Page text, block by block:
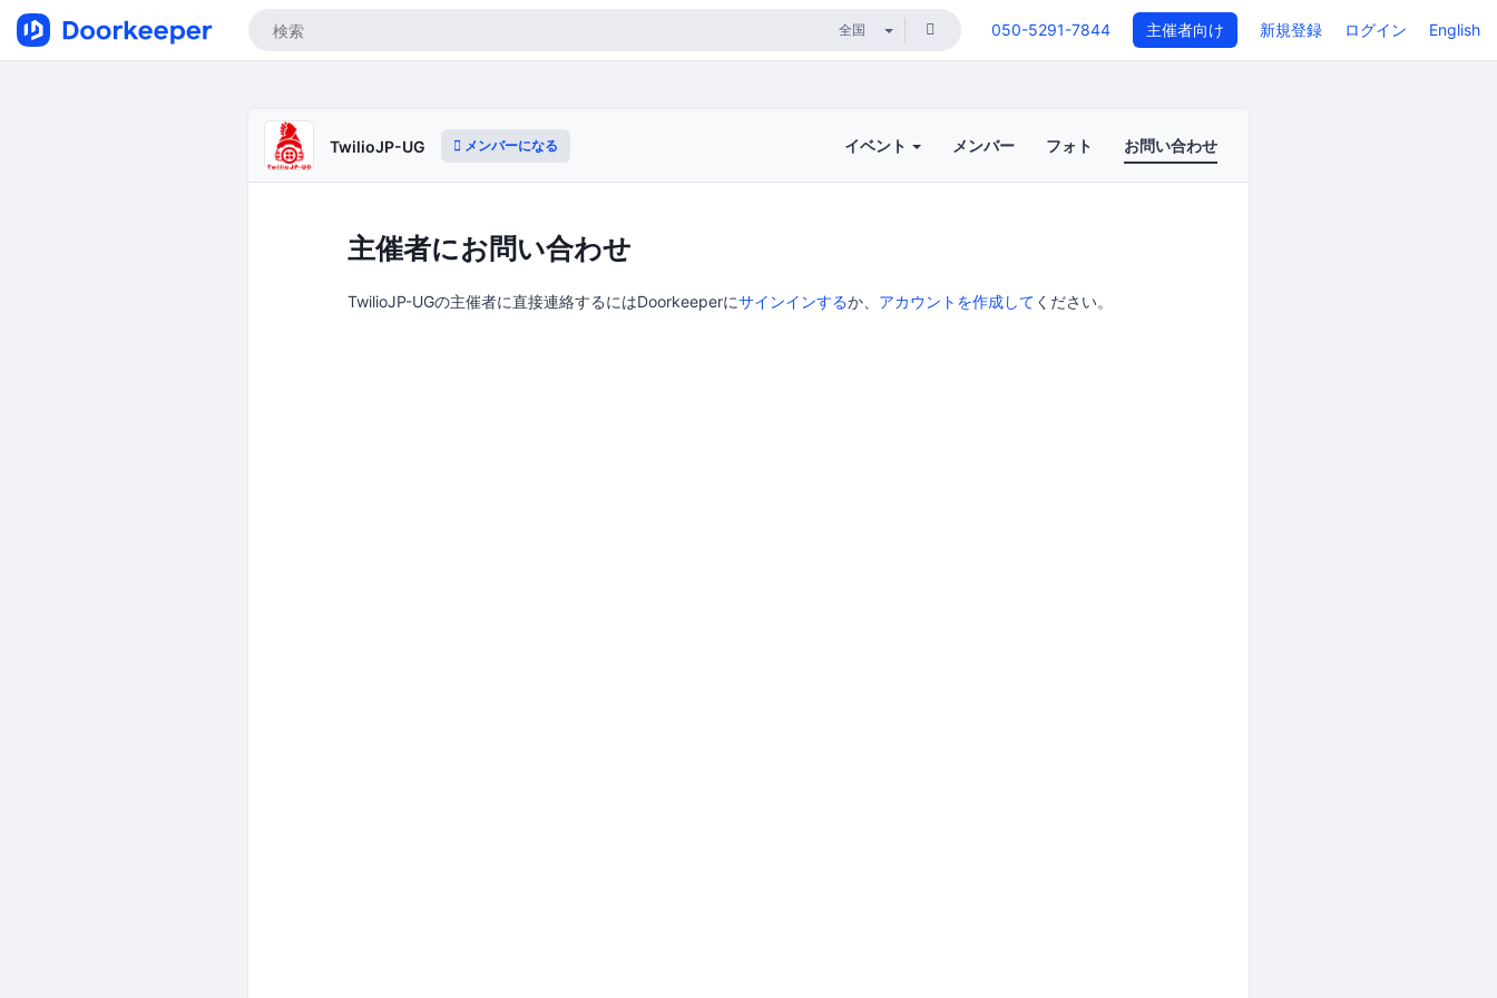
050-5291-7844 主催者向け 新規登録 ログイン English
TwilioJP-UG メンバーになる イベント メンバー フォト お問い合わせ
主催者にお問い合わせ
TwilioJP-UGの主催者に直接連絡するにはDoorkeeperにサインインするか、 アカウントを作成して ください。